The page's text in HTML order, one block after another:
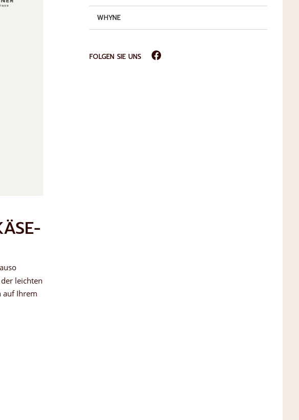
leichten
auf Ihrem
WHYNE
FOLGEN SIE UNS